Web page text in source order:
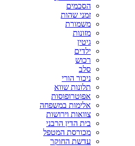
הסכמים
זמני שהות
משמורת
מזונות
גיטין
ילדים
רכוש
סלב
ניכור הורי
תלונות שווא
אפוטרופוסות
אלימות במשפחה
צוואות וירושות
בית הדין הרבני
מכורסת המטפל
עדשת החוקר